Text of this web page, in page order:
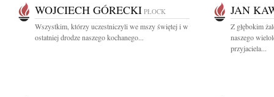
WOJCIECH GÓRECKI PŁOCK
Wszystkim, którzy uczestniczyli we mszy świętej i w
ostatniej drodze naszego kochanego...
JAN
Z głębokim
naszego
przyjaciela...